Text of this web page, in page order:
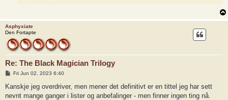
Asphyxiate
Den Fortapte
Re: The Black Magician Trilogy
P
s
Fri Jun 02, 2023 6:40
Kanskje jeg overdriver, men mener det definitivt er en tittel jeg har sett
nevnt mange ganger i lister og anbefalinger - men finner ingen ting nå.